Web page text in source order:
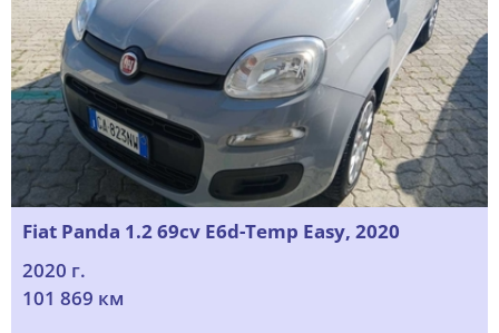
Fiat Panda 1.2 69cv E6d-Temp Easy, 2020
2020 г.
101 869 км